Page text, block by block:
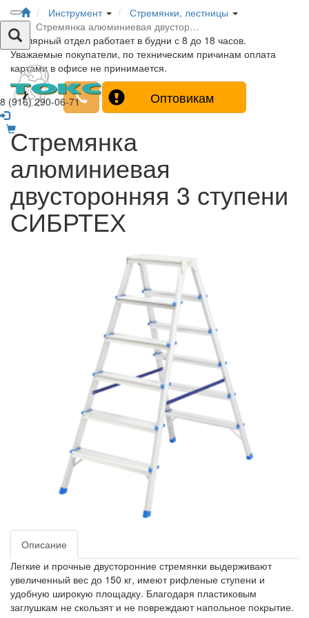
8 (916) 290-06-71
Инструмент
Стремянки, лестницы
Стремянка алюминиевая двустор…
Столярный отдел работает в будни с 8 до 18 часов.
Уважаемые покупатели, по техническим причинам оплата
картами в офисе не принимается.
Оптовикам
Стремянка
алюминиевая
двусторонняя 3 ступени
СИБРТЕХ
Описание
Легкие и прочные двусторонние стремянки выдерживают
увеличенный вес до 150 кг, имеют рифленые ступени и
удобную широкую площадку. Благодаря пластиковым
заглушкам не скользят и не повреждают напольное покрытие.